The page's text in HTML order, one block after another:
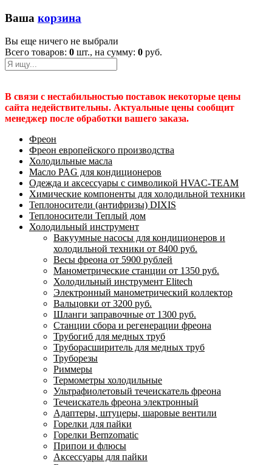
Ваша корзина
Вы еще ничего не выбрали
Всего товаров: 0 шт., на сумму: 0 руб.
В связи с нестабильностью поставок некоторые цены
сайта недействительны. Актуальные цены сообщит
менеджер после обработки вашего заказа.
Фреон
Фреон европейского производства
Холодильные масла
Масло PAG для кондиционеров
Одежда и аксессуары с символикой HVAC-TEAM
Химические компоненты для холодильной техники
Теплоносители (антифризы) DIXIS
Теплоносители Теплый дом
Холодильный инструмент
Вакуумные насосы для кондиционеров и
холодильной техники от 8400 руб.
Весы фреона от 5900 рублей
Манометрические станции от 1350 руб.
Холодильный инструмент Elitech
Электронный манометрический коллектор
Вальцовки от 3200 руб.
Шланги заправочные от 1300 руб.
Станции сбора и регенерации фреона
Трубогиб для медных труб
Труборасширитель для медных труб
Труборезы
Риммеры
Термометры холодильные
Ультрафиолетовый течеискатель фреона
Течеискатель фреона электронный
Адаптеры, штуцеры, шаровые вентили
Горелки для пайки
Горелки Bernzomatic
Припои и флюсы
Аксессуары для пайки